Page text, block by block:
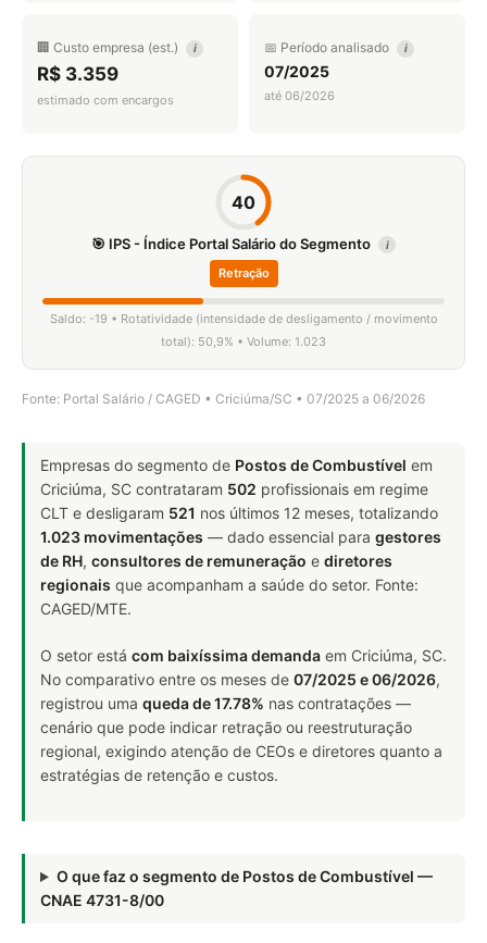
🏢 Custo empresa (est.) i
R$ 3.359
estimado com encargos
📅 Período analisado i
07/2025
até 06/2026
40
🎯 IPS - Índice Portal Salário do Segmento i
Retração
Saldo: -19 • Rotatividade (intensidade de desligamento / movimento
total): 50,9% • Volume: 1.023
Fonte: Portal Salário / CAGED • Criciúma/SC • 07/2025 a 06/2026
Empresas do segmento de Postos de Combustível em
Criciúma, SC contrataram 502 profissionais em regime
CLT e desligaram 521 nos últimos 12 meses, totalizando
1.023 movimentações — dado essencial para gestores
de RH, consultores de remuneração e diretores
regionais que acompanham a saúde do setor. Fonte:
CAGED/MTE.
O setor está com baixíssima demanda em Criciúma, SC.
No comparativo entre os meses de 07/2025 e 06/2026,
registrou uma queda de 17.78% nas contratações —
cenário que pode indicar retração ou reestruturação
regional, exigindo atenção de CEOs e diretores quanto a
estratégias de retenção e custos.
O que faz o segmento de Postos de Combustível —
CNAE 4731-8/00